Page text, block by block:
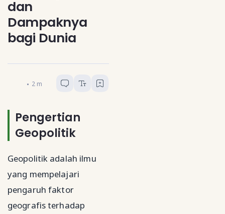
dan
Dampaknya
bagi Dunia
Geograf Muda
2menit baca
Pengertian
Geopolitik
Geopolitik adalah ilmu
yang mempelajari
pengaruh faktor
geografis terhadap